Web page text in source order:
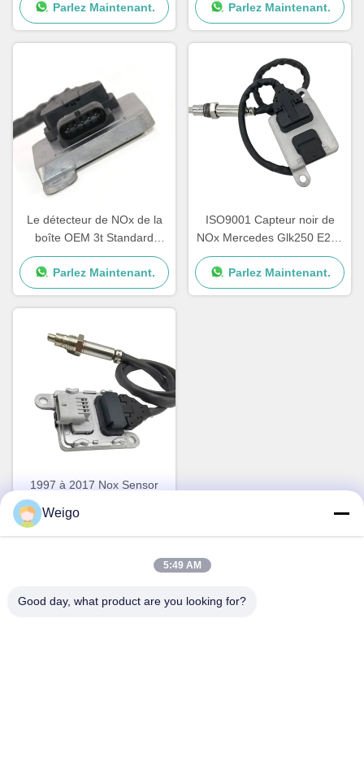
ML350
Parlez Maintenant.
E350
Parlez Maintenant.
Le détecteur de NOx de la
boîte OEM 3t Standard
Sprinter 12V A0009050008
5WK96681D
Parlez Maintenant.
ISO9001 Capteur noir de
NOx Mercedes Glk250 E250
OEM 5WK96682A
A0009057000
Parlez Maintenant.
1997 à 2017 Nox Sensor
OEM 22303390 5WK97367
pour le VOL XC40 SUV
Parlez Maintenant.
Weigo
5:49 AM
Good day, what product are you looking for?